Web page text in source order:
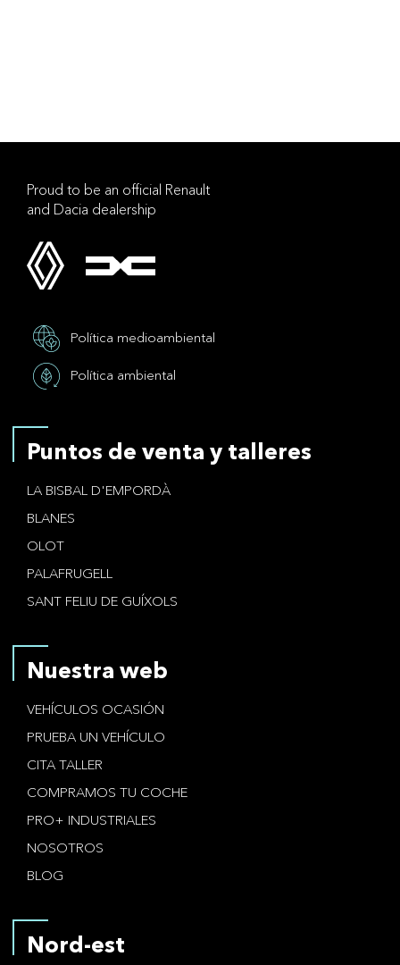
Proud to be an official Renault
and Dacia dealership
Política medioambiental
Política ambiental
Puntos de venta y talleres
LA BISBAL D'EMPORDÀ
BLANES
OLOT
PALAFRUGELL
SANT FELIU DE GUÍXOLS
Nuestra web
VEHÍCULOS OCASIÓN
PRUEBA UN VEHÍCULO
CITA TALLER
COMPRAMOS TU COCHE
PRO+ INDUSTRIALES
NOSOTROS
BLOG
Nord-est